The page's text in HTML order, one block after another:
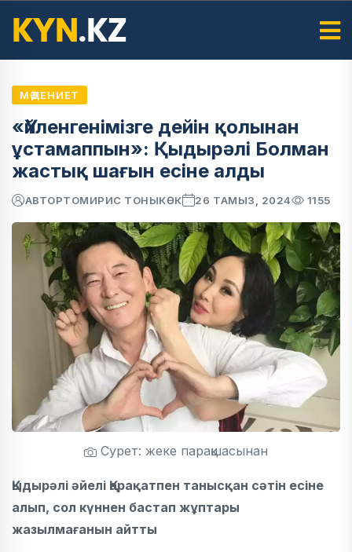
МӘДЕНИЕТ
«Үйленгенімізге дейін қолынан
ұстамаппын»: Қыдырәлі Болман
жастық шағын есіне алды
АВТОРТОМИРИС ТОНЫКӨК 26 ТАМЫЗ, 2024 1155
Сурет: жеке парақшасынан
Қыдырәлі әйелі Қарақатпен танысқан сәтін есіне
алып, сол күннен бастап жұптары
жазылмағанын айтты